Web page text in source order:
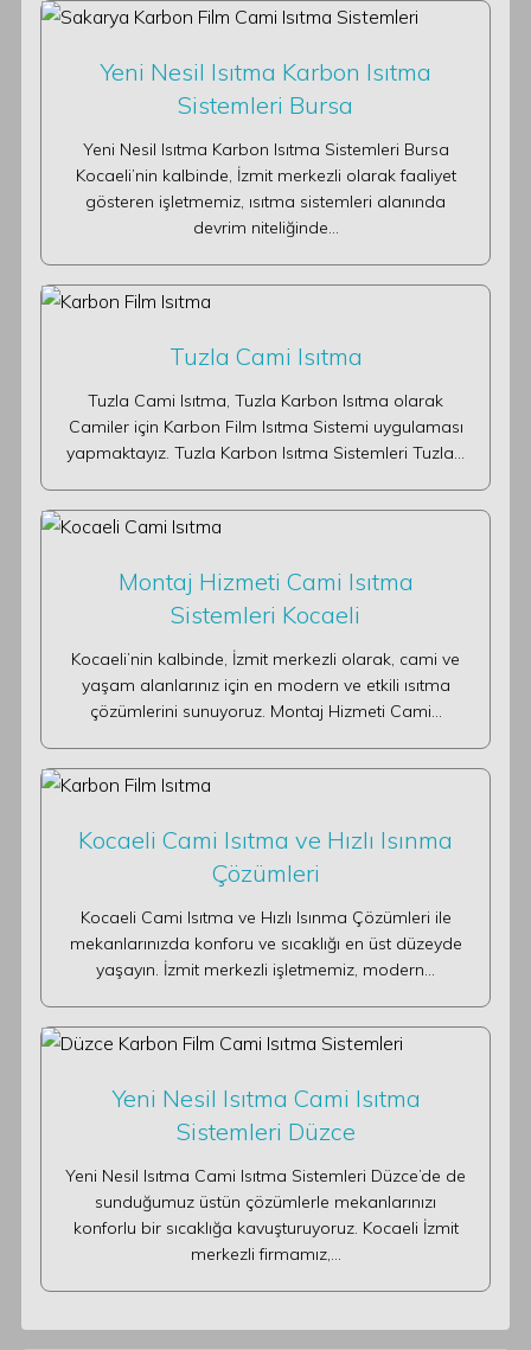
Yeni Nesil Isıtma Karbon Isıtma
Sistemleri Bursa
Yeni Nesil Isıtma Karbon Isıtma Sistemleri Bursa
Kocaeli’nin kalbinde, İzmit merkezli olarak faaliyet
gösteren işletmemiz, ısıtma sistemleri alanında
devrim niteliğinde…
Tuzla Cami Isıtma
Tuzla Cami Isıtma, Tuzla Karbon Isıtma olarak
Camiler için Karbon Film Isıtma Sistemi uygulaması
yapmaktayız. Tuzla Karbon Isıtma Sistemleri Tuzla…
Montaj Hizmeti Cami Isıtma
Sistemleri Kocaeli
Kocaeli’nin kalbinde, İzmit merkezli olarak, cami ve
yaşam alanlarınız için en modern ve etkili ısıtma
çözümlerini sunuyoruz. Montaj Hizmeti Cami…
Kocaeli Cami Isıtma ve Hızlı Isınma
Çözümleri
Kocaeli Cami Isıtma ve Hızlı Isınma Çözümleri ile
mekanlarınızda konforu ve sıcaklığı en üst düzeyde
yaşayın. İzmit merkezli işletmemiz, modern…
Yeni Nesil Isıtma Cami Isıtma
Sistemleri Düzce
Yeni Nesil Isıtma Cami Isıtma Sistemleri Düzce’de de
sunduğumuz üstün çözümlerle mekanlarınızı
konforlu bir sıcaklığa kavuşturuyoruz. Kocaeli İzmit
merkezli firmamız,…